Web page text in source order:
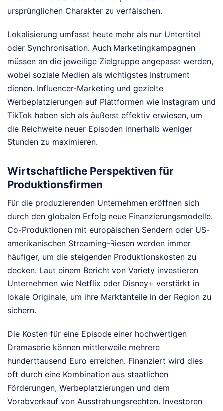
ursprünglichen Charakter zu verfälschen.
Lokalisierung umfasst heute mehr als nur Untertitel
oder Synchronisation. Auch Marketingkampagnen
müssen an die jeweilige Zielgruppe angepasst werden,
wobei soziale Medien als wichtigstes Instrument
dienen. Influencer-Marketing und gezielte
Werbeplatzierungen auf Plattformen wie Instagram und
TikTok haben sich als äußerst effektiv erwiesen, um
die Reichweite neuer Episoden innerhalb weniger
Stunden zu maximieren.
Wirtschaftliche Perspektiven für
Produktionsfirmen
Für die produzierenden Unternehmen eröffnen sich
durch den globalen Erfolg neue Finanzierungsmodelle.
Co-Produktionen mit europäischen Sendern oder US-
amerikanischen Streaming-Riesen werden immer
häufiger, um die steigenden Produktionskosten zu
decken. Laut einem Bericht von Variety investieren
Unternehmen wie Netflix oder Disney+ verstärkt in
lokale Originale, um ihre Marktanteile in der Region zu
sichern.
Die Kosten für eine Episode einer hochwertigen
Dramaserie können mittlerweile mehrere
hunderttausend Euro erreichen. Finanziert wird dies
oft durch eine Kombination aus staatlichen
Förderungen, Werbeplatzierungen und dem
Vorabverkauf von Ausstrahlungsrechten. Investoren